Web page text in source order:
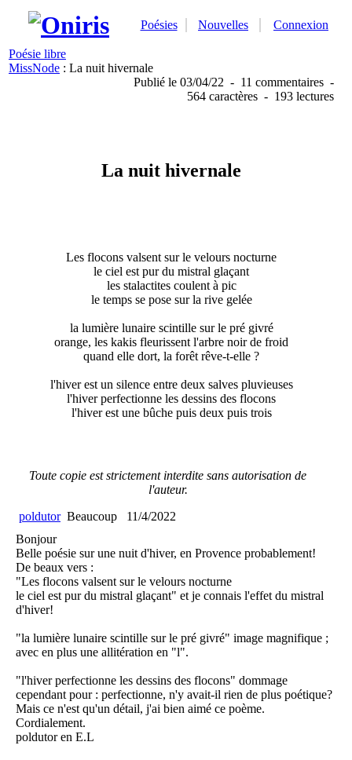
Poésies Nouvelles Connexion
Poésie libre
MissNode : La nuit hivernale
Publié le 03/04/22 - 11 commentaires -
564 caractères - 193 lectures
La nuit hivernale
Les flocons valsent sur le velours nocturne
le ciel est pur du mistral glaçant
les stalactites coulent à pic
le temps se pose sur la rive gelée
la lumière lunaire scintille sur le pré givré
orange, les kakis fleurissent l'arbre noir de froid
quand elle dort, la forêt rêve-t-elle ?
l'hiver est un silence entre deux salves pluvieuses
l'hiver perfectionne les dessins des flocons
l'hiver est une bûche puis deux puis trois
Toute copie est strictement interdite sans autorisation de
l'auteur.
poldutor Beaucoup
11/4/2022
Bonjour
Belle poésie sur une nuit d'hiver, en Provence probablement!
De beaux vers :
"Les flocons valsent sur le velours nocturne
le ciel est pur du mistral glaçant" et je connais l'effet du mistral
d'hiver!
"la lumière lunaire scintille sur le pré givré" image magnifique ;
avec en plus une allitération en "l".
"l'hiver perfectionne les dessins des flocons" dommage
cependant pour : perfectionne, n'y avait-il rien de plus poétique?
Mais ce n'est qu'un détail, j'ai bien aimé ce poème.
Cordialement.
poldutor en E.L